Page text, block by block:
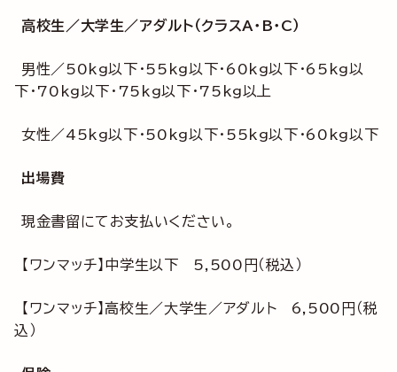
高校生／大学生／アダルト（クラスA・B・C）
男性／50kg以下・55kg以下・60kg以下・65kg以
下・70kg以下・75kg以下・75kg以上
女性／45kg以下・50kg以下・55kg以下・60kg以下
出場費
現金書留にてお支払いください。
【ワンマッチ】中学生以下 5,500円（税込）
【ワンマッチ】高校生／大学生／アダルト 6,500円（税
込）